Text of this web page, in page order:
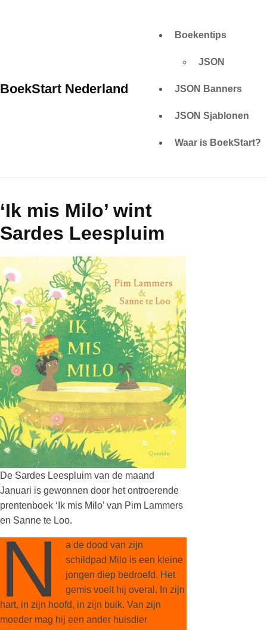
BoekStart Nederland
Boekentips
JSON
JSON Banners
JSON Sjablonen
Waar is BoekStart?
‘Ik mis Milo’ wint
Sardes Leespluim
De Sardes Leespluim van de maand
Januari is gewonnen door het ontroerende
prentenboek ‘Ik mis Milo’ van Pim Lammers
en Sanne te Loo.
N
a de dood van zijn
schildpad Milo is een kleine
jongen diep bedroefd. Het
gemis voelt hij overal. In zijn
hart, in zijn hoofd, in zijn buik. Van zijn
moeder mag hij een ander huisdier